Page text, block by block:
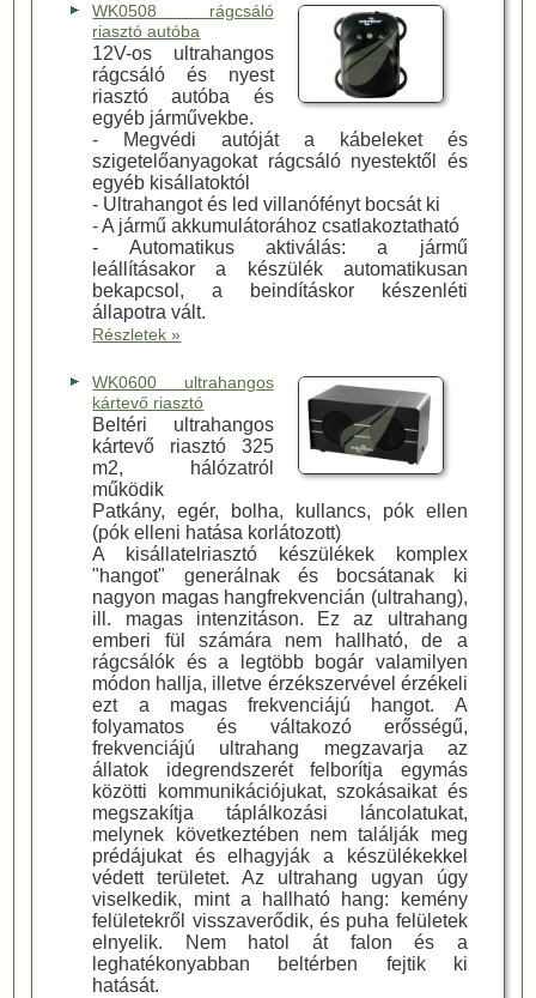
WK0508 rágcsáló
riasztó autóba
12V-os ultrahangos
rágcsáló és nyest
riasztó autóba és
egyéb járművekbe.
- Megvédi autóját a kábeleket és
szigetelőanyagokat rágcsáló nyestektől és
egyéb kisállatoktól
- Ultrahangot és led villanófényt bocsát ki
- A jármű akkumulátorához csatlakoztatható
- Automatikus aktiválás: a jármű
leállításakor a készülék automatikusan
bekapcsol, a beindításkor készenléti
állapotra vált.
Részletek »
WK0600 ultrahangos
kártevő riasztó
Beltéri ultrahangos
kártevő riasztó 325
m2, hálózatról
működik
Patkány, egér, bolha, kullancs, pók ellen
(pók elleni hatása korlátozott)
A kisállatelriasztó készülékek komplex
"hangot" generálnak és bocsátanak ki
nagyon magas hangfrekvencián (ultrahang),
ill. magas intenzitáson. Ez az ultrahang
emberi fül számára nem hallható, de a
rágcsálók és a legtöbb bogár valamilyen
módon hallja, illetve érzékszervével érzékeli
ezt a magas frekvenciájú hangot. A
folyamatos és váltakozó erősségű,
frekvenciájú ultrahang megzavarja az
állatok idegrendszerét felborítja egymás
közötti kommunikációjukat, szokásaikat és
megszakítja táplálkozási láncolatukat,
melynek következtében nem találják meg
prédájukat és elhagyják a készülékekkel
védett területet. Az ultrahang ugyan úgy
viselkedik, mint a hallható hang: kemény
felületekről visszaverődik, és puha felületek
elnyelik. Nem hatol át falon és a
leghatékonyabban beltérben fejtik ki
hatását.